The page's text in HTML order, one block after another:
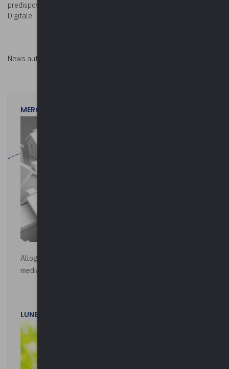
predisposizione di FAQ che saranno pubblicate sul sito Linea Amica
Digitale.
News autorizzata da
MERCOLEDì 29 LUGLIO 2026
Alloggi di Edilizia Residenziale Pubblica - Vendita all'asta
mediante procedura asincrona telematica
LUNEDì 20 LUGLIO 2026